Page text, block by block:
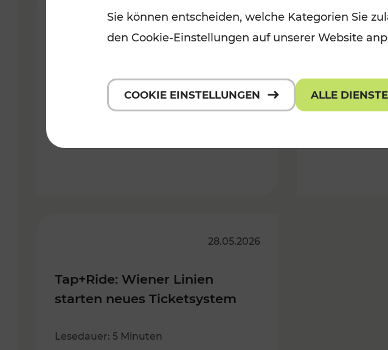
27.07.2026
Lesedauer: 2 Minuten Lesedauer: 5
28.05.2026
Tap+Ride: Wiener Linien
starten neues Ticketsystem
Lesedauer: 5 Minuten
Sie können entscheiden, welche Kategorien Sie
den Cookie-Einstellungen auf unserer Website
COOKIE EINSTELLUNGEN ALLE